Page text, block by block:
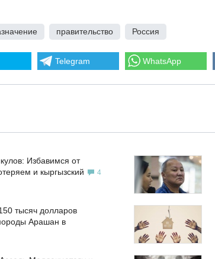
правительство Россия
Telegram WhatsApp
Избавимся от
и кыргызский
4
тысяч долларов
Арашан в